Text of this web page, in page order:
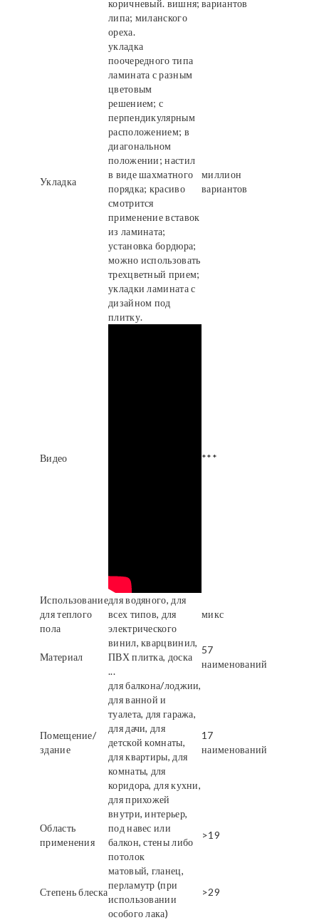
коричневый. вишня;
липа; миланского
ореха.
вариантов
Укладка
укладка
поочередного типа
ламината с разным
цветовым
решением; с
перпендикулярным
расположением; в
диагональном
положении; настил
в виде шахматного
порядка; красиво
смотрится
применение вставок
из ламината;
установка бордюра;
можно использовать
трехцветный прием;
укладки ламината с
дизайном под
плитку.
миллион
вариантов
Видео ***
Использование
для теплого
пола
для водяного, для
всех типов, для
электрического
микс
Материал
винил, кварцвинил,
ПВХ плитка, доска
...
57
наименований
Помещение/
здание
для балкона/лоджии,
для ванной и
туалета, для гаража,
для дачи, для
детской комнаты,
для квартиры, для
комнаты, для
коридора, для кухни,
для прихожей
17
наименований
Область
применения
внутри, интерьер,
под навес или
балкон, стены либо
потолок
>19
Степень блеска
матовый, гланец,
перламутр (при
использовании
особого лака)
>29